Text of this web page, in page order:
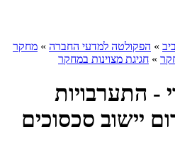
» הפקולטה למדעי החברה » מחקר
» חגיגת מצוינות במחקר
- התערבויות
יישוב סכסוכים